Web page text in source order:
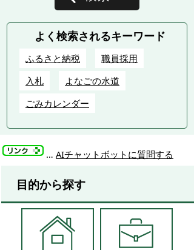
よく検索されるキーワード
ふるさと納税
職員採用
入札
よなごの水道
ごみカレンダー
… AIチャットボットに質問する
目的から探す